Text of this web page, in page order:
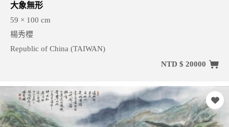
大象無形
59 × 100 cm
楊秀櫻
Republic of China (TAIWAN)
NTD $ 20000